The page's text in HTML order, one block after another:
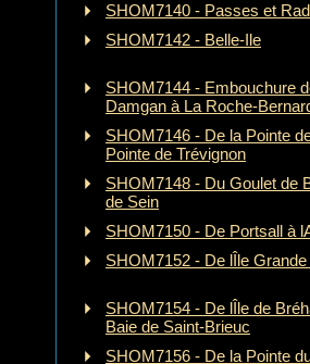
SHOM7140 - Passes et
SHOM7142 - Belle-Ile
SHOM7144 - Embouchure
Damgan à La Roche-
SHOM7146 - De la Pointe
Pointe de Trévignon
SHOM7148 - Du Goulet de
de Sein
SHOM7150 - De Portsall à
SHOM7152 - De lÎle
SHOM7154 - De lÎle de
Baie de Saint-Brieuc
SHOM7156 - De la Pointe